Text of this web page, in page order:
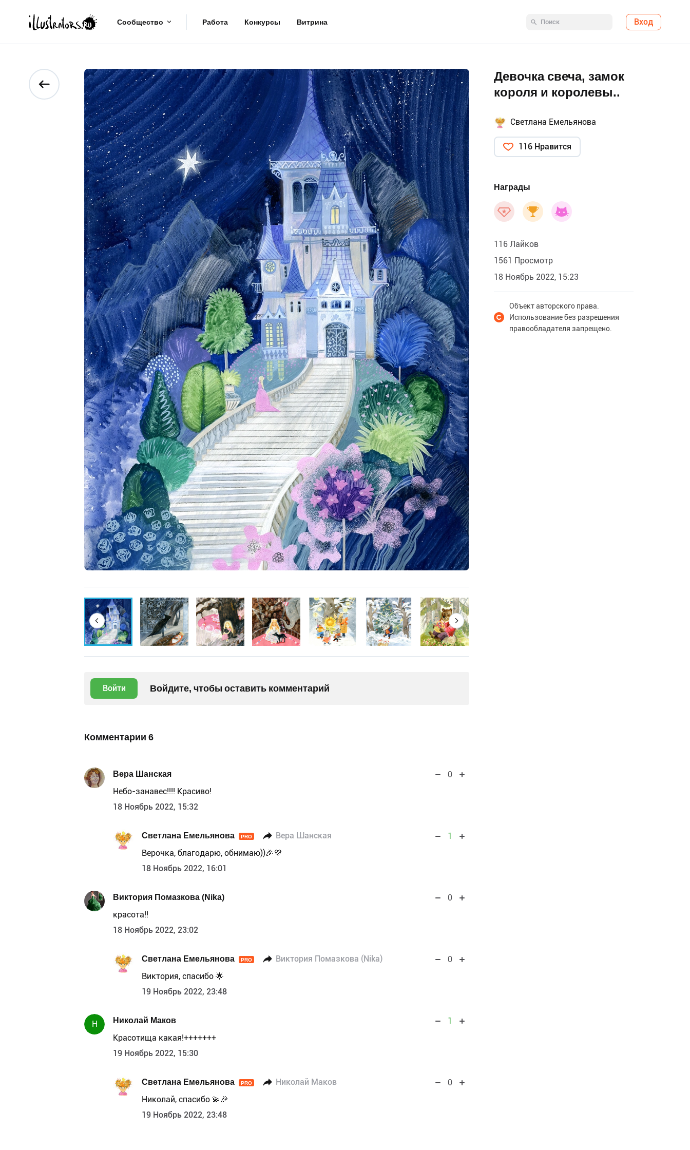
Сообщество Работа Конкурсы Витрина Вход
Войти Войдите, чтобы оставить комментарий
Комментарии 6
Вера Шанская
0
Небо-занавес!!!! Красиво!
18 Ноябрь 2022, 15:32
Светлана Емельянова PRO Вера Шанская
1
Верочка, благодарю, обнимаю))🎉💜
18 Ноябрь 2022, 16:01
Виктория Помазкова (Nika)
0
красота!!
18 Ноябрь 2022, 23:02
Светлана Емельянова PRO Виктория Помазкова (Nika)
0
Виктория, спасибо 🌟
19 Ноябрь 2022, 23:48
Н Николай Маков
1
Красотища какая!+++++++
19 Ноябрь 2022, 15:30
Светлана Емельянова PRO Николай Маков
0
Николай, спасибо 💫🎉
19 Ноябрь 2022, 23:48
Девочка свеча, замок
короля и королевы..
Светлана Емельянова
116 Нравится
Награды
116 Лайков
1561 Просмотр
18 Ноябрь 2022, 15:23
Объект авторского права.
Использование без разрешения
правообладателя запрещено.